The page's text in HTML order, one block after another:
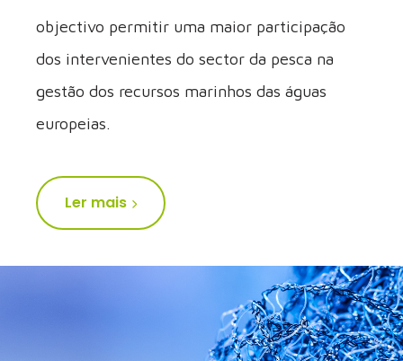
objectivo permitir uma maior participação
dos intervenientes do sector da pesca na
gestão dos recursos marinhos das águas
europeias.
Ler mais